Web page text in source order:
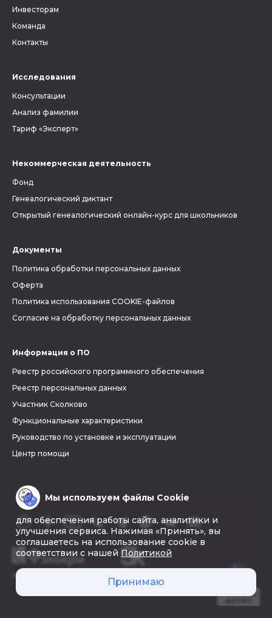
Инвесторам
Команда
Контакты
Исследования
Консультации
Анализ фамилии
Тариф «Эксперт»
Некоммерческая деятельность
Фонд
Генеалогический диктант
Открытый генеалогический онлайн-курс для школьников
Документы
Политика обработки персональных данных
Оферта
Политика использования COOKIE-файлов
Согласие на обработку персональных данных
Информация о ПО
Реестр российского программного обеспечения
Реестр персональных данных
Участник Сколково
Функциональные характеристики
Руководство по установке и эксплуатации
Центр помощи
© 2026 «Фэмири»
Мы используем файлы Cookie
для обеспечения работы сайта, аналитики и
улучшения сервиса. Нажимая «Принять», вы
соглашаетесь на использование cookie в
соответствии с нашей Политикой
Принимаю
Создать